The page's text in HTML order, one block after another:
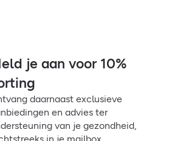
je aan voor 10%
daarnaast exclusieve
en advies ter
van je gezondheid,